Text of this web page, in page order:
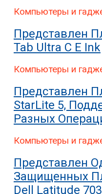
Компьютеры и
Представлен
Tab Ultra C E Ink
Компьютеры и
Представлен
StarLite 5,
Разных
Компьютеры и
Представлен
Защищенных
Dell Latitude